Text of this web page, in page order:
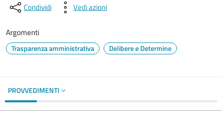
Condividi Vedi azioni
Argomenti
Trasparenza amministrativa Delibere e Determine
PROVVEDIMENTI